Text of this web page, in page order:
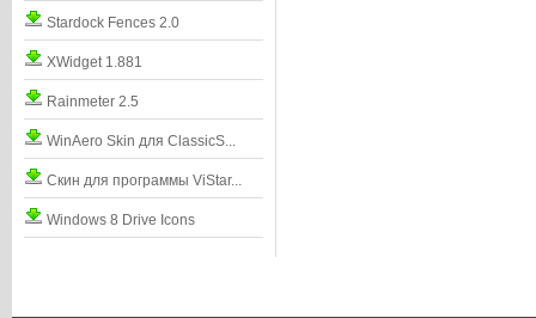
Stardock Fences 2.0
XWidget 1.881
Rainmeter 2.5
WinAero Skin для ClassicS...
Скин для программы ViStar...
Windows 8 Drive Icons